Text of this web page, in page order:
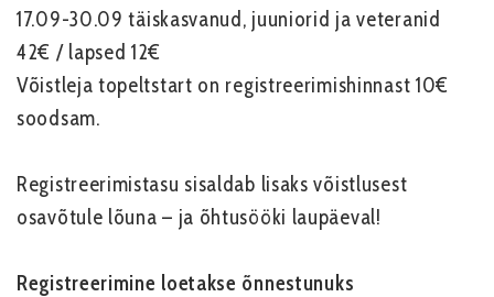
17.09-30.09 täiskasvanud, juuniorid ja veteranid
42€ / lapsed 12€
Võistleja topeltstart on registreerimishinnast 10€
soodsam.
Registreerimistasu sisaldab lisaks võistlusest
osavõtule lõuna – ja õhtusööki laupäeval!
Registreerimine loetakse õnnestunuks